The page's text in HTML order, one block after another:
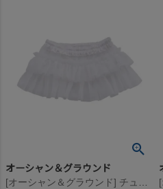
オーシャン＆グラウンド